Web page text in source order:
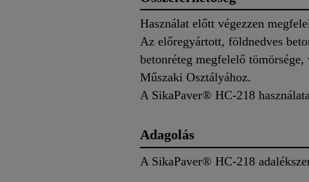
Használat előtt végezzen
Az előregyártott, földnedves
betonréteg megfelelő
Műszaki Osztályához.
A SikaPaver® HC-218
Adagolás
A SikaPaver® HC-218